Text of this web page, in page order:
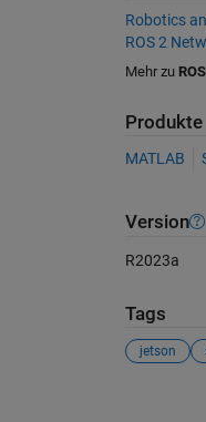
Robotics
ROS 2
Mehr zu
Produkte
MATLAB
Version
R2023a
Tags
jetson